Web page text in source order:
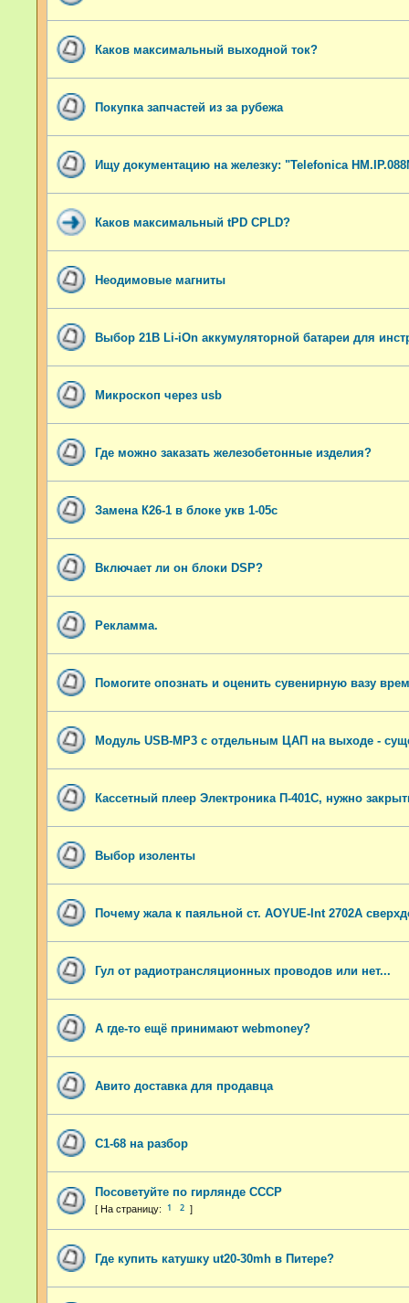
Каков максимальный выходной ток?
Покупка запчастей из за рубежа
Ищу документацию на железку: "Telefonica
Каков максимальный tPD CPLD?
Неодимовые магниты
Выбор 21В Li-iOn aккумуляторной батареи для
Микроскоп через usb
Где можно заказать железобетонные изделия?
Замена К26-1 в блоке укв 1-05с
Включает ли он блоки DSP?
Рекламма.
Помогите опознать и оценить сувенирную вазу
Модуль USB-MP3 с отдельным ЦАП на выходе -
Кассетный плеер Электроника П-401С, нужно
Выбор изоленты
Почему жала к паяльной ст. AOYUE-Int 2702A
Гул от радиотрансляционных проводов или нет...
А где-то ещё принимают webmoney?
Авито доставка для продавца
С1-68 на разбор
Посоветуйте по гирлянде СССР
1 2
Где купить катушку ut20-30mh в Питере?